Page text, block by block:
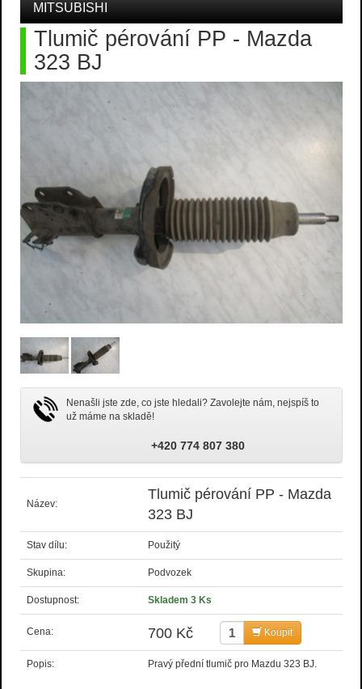
MITSUBISHI
Tlumič pérování PP - Mazda
323 BJ
Nenašli jste zde, co jste hledali? Zavolejte nám, nejspíš to
už máme na skladě!
+420 774 807 380
Název:
Tlumič pérování PP - Mazda
323 BJ
Stav dílu: Použitý
Skupina: Podvozek
Dostupnost: Skladem 3 Ks
Cena: 700 Kč Koupit
Popis: Pravý přední tlumič pro Mazdu 323 BJ.